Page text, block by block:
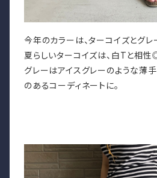
今年のカラーは、ターコイズとグレ
夏らしいターコイズは、白Tと相性
グレーはアイスグレーのような薄
のあるコーディネートに。